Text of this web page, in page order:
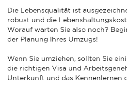
Die Lebensqualität ist
robust und die
Worauf warten Sie also noch?
der Planung Ihres Umzugs!
Wenn Sie umziehen, sollten Sie
die richtigen Visa und
Unterkunft und das Kennenlernen